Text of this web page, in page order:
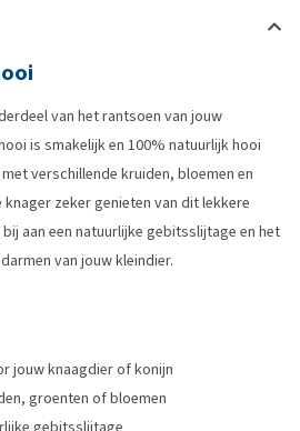
van het rantsoen van jouw
is smakelijk en 100% natuurlijk hooi
verschillende kruiden, bloemen en
zeker genieten van dit lekkere
aan een natuurlijke gebitsslijtage en het
van jouw kleindier.
jouw knaagdier of konijn
groenten of bloemen